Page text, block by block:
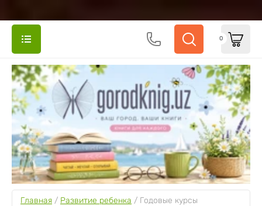
0
Главная / Развитие ребенка / Годовые курсы